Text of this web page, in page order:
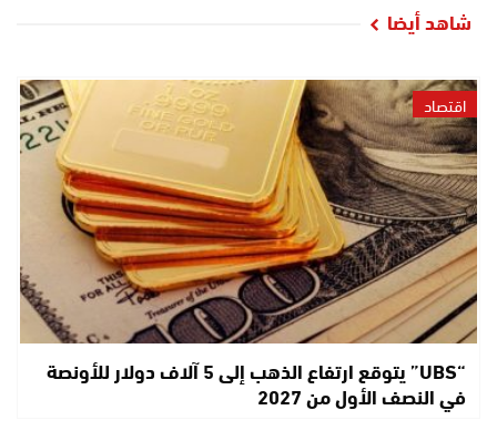
شاهد أيضا
اقتصاد
“UBS” يتوقع ارتفاع الذهب إلى 5 آلاف دولار للأونصة
في النصف الأول من 2027